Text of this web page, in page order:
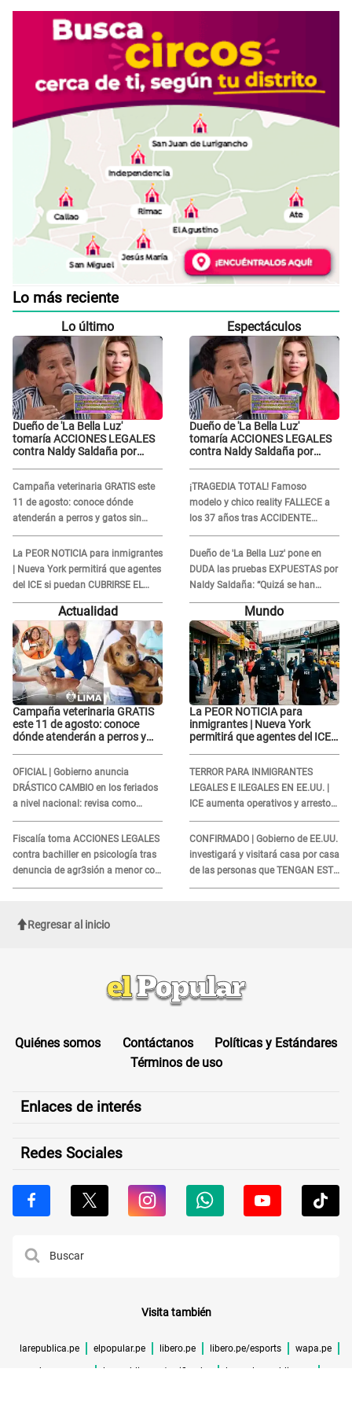
Lo más reciente
Lo último
Dueño de 'La Bella Luz'
tomaría ACCIONES LEGALES
contra Naldy Saldaña por
Campaña veterinaria GRATIS este
11 de agosto: conoce dónde
atenderán a perros y gatos sin
costo
La PEOR NOTICIA para inmigrantes
| Nueva York permitirá que agentes
del ICE si puedan CUBRIRSE EL
ROSTRO
Espectáculos
Dueño de 'La Bella Luz'
tomaría ACCIONES LEGALES
contra Naldy Saldaña por
¡TRAGEDIA TOTAL! Famoso
modelo y chico reality FALLECE a
los 37 años tras ACCIDENTE
durante la grabación de un
comercial
Dueño de 'La Bella Luz' pone en
DUDA las pruebas EXPUESTAS por
Naldy Saldaña: “Quizá se han
editado...”
Actualidad
Campaña veterinaria GRATIS
este 11 de agosto: conoce
dónde atenderán a perros y
OFICIAL | Gobierno anuncia
DRÁSTICO CAMBIO en los feriados
a nivel nacional: revisa como
quedarán los DÍAS LIBRES
Fiscalía toma ACCIONES LEGALES
contra bachiller en psicología tras
denuncia de agr3sión a menor con
autismo
Mundo
La PEOR NOTICIA para
inmigrantes | Nueva York
permitirá que agentes del ICE
TERROR PARA INMIGRANTES
LEGALES E ILEGALES EN EE.UU. |
ICE aumenta operativos y arrestos
a extranjeros en aeropuertos
CONFIRMADO | Gobierno de EE.UU.
investigará y visitará casa por casa
de las personas que TENGAN ESTE
TRABAJO
Regresar al inicio
Quiénes somos Contáctanos
Políticas y Estándares
Términos de uso
Enlaces de interés
Redes Sociales
Visita también
larepublica.pe elpopular.pe libero.pe libero.pe/esports wapa.pe
buenazo.pe larepublica.pe/verificador lrmas.larepublica.pe